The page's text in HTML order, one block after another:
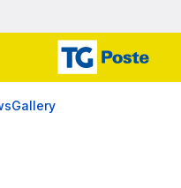
Gallery